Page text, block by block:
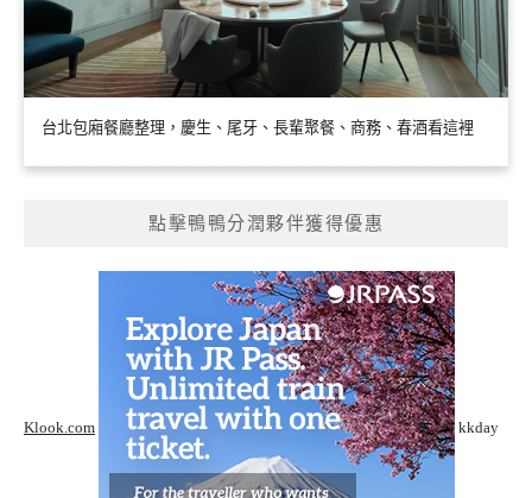
台北包廂餐廳整理，慶生、尾牙、長輩聚餐、商務、春酒看這裡
點擊鴨鴨分潤夥伴獲得優惠
Klook.com kkday